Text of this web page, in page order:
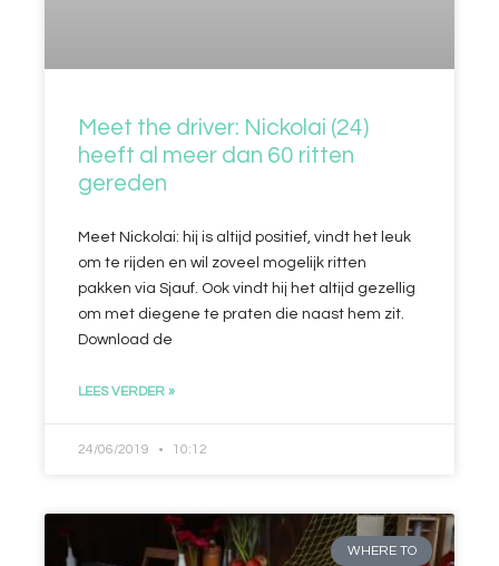
Meet the driver: Nickolai (24)
heeft al meer dan 60 ritten
gereden
Meet Nickolai: hij is altijd positief, vindt het leuk
om te rijden en wil zoveel mogelijk ritten
pakken via Sjauf. Ook vindt hij het altijd gezellig
om met diegene te praten die naast hem zit.
Download de
LEES VERDER »
24/06/2019 10:12
WHERE TO